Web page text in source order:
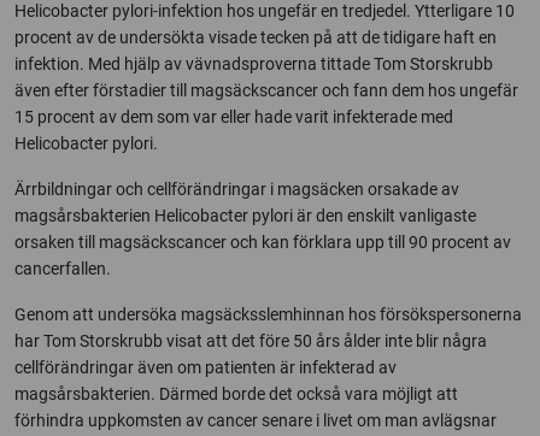
Helicobacter pylori-infektion hos ungefär en tredjedel. Ytterligare 10
procent av de undersökta visade tecken på att de tidigare haft en
infektion. Med hjälp av vävnadsproverna tittade Tom Storskrubb
även efter förstadier till magsäckscancer och fann dem hos ungefär
15 procent av dem som var eller hade varit infekterade med
Helicobacter pylori.
Ärrbildningar och cellförändringar i magsäcken orsakade av
magsårsbakterien Helicobacter pylori är den enskilt vanligaste
orsaken till magsäckscancer och kan förklara upp till 90 procent av
cancerfallen.
Genom att undersöka magsäcksslemhinnan hos försökspersonerna
har Tom Storskrubb visat att det före 50 års ålder inte blir några
cellförändringar även om patienten är infekterad av
magsårsbakterien. Därmed borde det också vara möjligt att
förhindra uppkomsten av cancer senare i livet om man avlägsnar